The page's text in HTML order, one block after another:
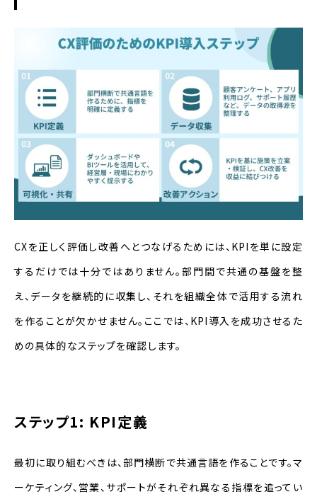
CXを正しく評価し改善へとつなげるためには、KPIを単に設定
するだけでは十分ではありません。部門間で共通の基盤を整
え、データを継続的に収集し、それを組織全体で活用する流れ
を作ることが欠かせません。ここでは、KPI導入を成功させるた
めの具体的なステップを確認します。
ステップ1: KPI定義
最初に取り組むべきは、部門横断で共通言語を作ることです。マ
ーケティング、営業、サポートがそれぞれ異なる指標を追ってい